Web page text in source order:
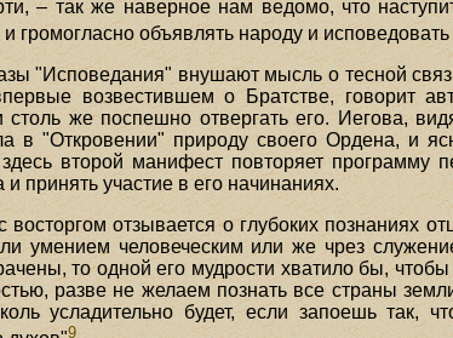
– так же наверное нам ведомо, что
и громогласно объявлять народу и
"Исповедания" внушают мысль о тесной
возвестившем о Братстве, говорит
же поспешно отвергать его. Иегова,
в "Откровении" природу своего Ордена, и
второй манифест повторяет программу
принять участие в его начинаниях.
восторгом отзывается о глубоких познаниях
умением человеческим или же чрез
то одной его мудрости хватило бы,
разве не желаем познать все страны
усладительно будет, если запоешь
9